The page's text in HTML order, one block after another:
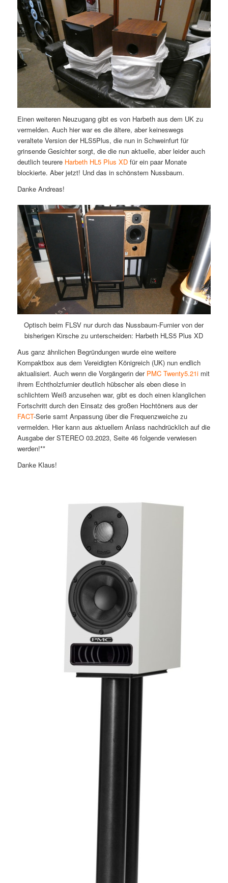
Einen weiteren Neuzugang gibt es von Harbeth aus dem UK zu
vermelden. Auch hier war es die ältere, aber keineswegs
veraltete Version der HLS5Plus, die nun in Schweinfurt für
grinsende Gesichter sorgt, die die nun aktuelle, aber leider auch
deutlich teurere Harbeth HL5 Plus XDfür ein paar Monate
blockierte. Aber jetzt! Und das in schönstem Nussbaum.
Danke Andreas!
Optisch beim FLSV nur durch das Nussbaum-Furnier von der
bisherigen Kirsche zu unterscheiden: Harbeth HLS5 Plus XD
Aus ganz ähnlichen Begründungen wurde eine weitere
Kompaktbox aus dem Vereidigten Königreich (UK) nun endlich
aktualisiert. Auch wenn die Vorgängerin der PMC Twenty5.21imit
ihrem Echtholzfurnier deutlich hübscher als eben diese in
schlichtem Weiß anzusehen war, gibt es doch einen klanglichen
Fortschritt durch den Einsatz des großen Hochtöners aus der
FACT-Serie samt Anpassung über die Frequenzweiche zu
vermelden. Hier kann aus aktuellem Anlass nachdrücklich auf die
Ausgabe der STEREO 03.2023, Seite 46 folgende verwiesen
werden!**
Danke Klaus!